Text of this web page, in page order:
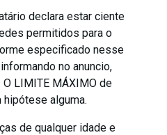
declara estar ciente
permitidos para o
especificado nesse
no anuncio,
O LIMITE MÁXIMO de
alguma.
de qualquer idade e